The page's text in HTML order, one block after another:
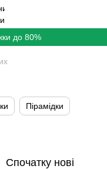
до 80%
Пірамідки
Спочатку нові